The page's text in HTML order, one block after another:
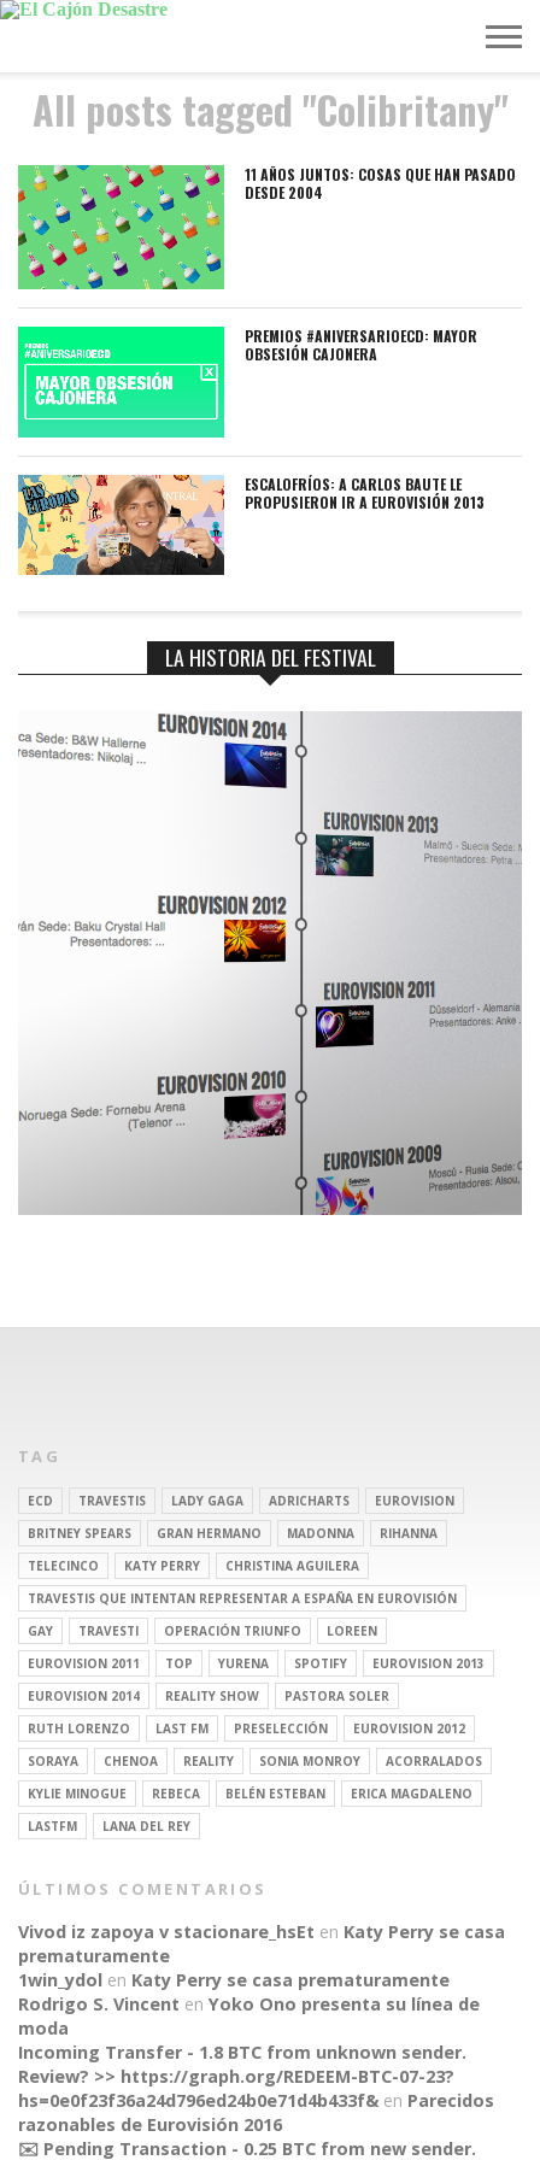
MÚSICA
TELEVISIÓN
POLÍTICA
ACTUALIDAD
EUROVISIÓN
All posts tagged "Colibritany"
11 AÑOS JUNTOS: COSAS QUE HAN PASADO
DESDE 2004
PREMIOS #ANIVERSARIOECD: MAYOR
OBSESIÓN CAJONERA
ESCALOFRÍOS: A CARLOS BAUTE LE
PROPUSIERON IR A EUROVISIÓN 2013
LA HISTORIA DEL FESTIVAL
TAG
ECD TRAVESTIS LADY GAGA ADRICHARTS
EUROVISION
BRITNEY SPEARS
GRAN HERMANO MADONNA
RIHANNA
TELECINCO
KATY PERRY
CHRISTINA AGUILERA
TRAVESTIS QUE INTENTAN REPRESENTAR A ESPAÑA EN EUROVISIÓN
GAY
TRAVESTI OPERACIÓN TRIUNFO
LOREEN
EUROVISION 2011
TOP YURENA SPOTIFY
EUROVISION 2013
EUROVISION 2014
REALITY SHOW
PASTORA SOLER
RUTH LORENZO
LAST FM PRESELECCIÓN
EUROVISION 2012
SORAYA
CHENOA REALITY SONIA MONROY
ACORRALADOS
KYLIE MINOGUE
REBECA BELÉN ESTEBAN
ERICA MAGDALENO
LASTFM
LANA DEL REY
ÚLTIMOS COMENTARIOS
Vivod iz zapoya v stacionare_hsEt en Katy Perry se casa
prematuramente
1win_ydol en Katy Perry se casa prematuramente
Rodrigo S. Vincent en Yoko Ono presenta su línea de
moda
Incoming Transfer - 1.8 BTC from unknown sender.
Review? >> https://graph.org/REDEEM-BTC-07-23?
hs=0e0f23f36a24d796ed24b0e71d4b433f& en Parecidos
razonables de Eurovisión 2016
✉️ Pending Transaction - 0.25 BTC from new sender.